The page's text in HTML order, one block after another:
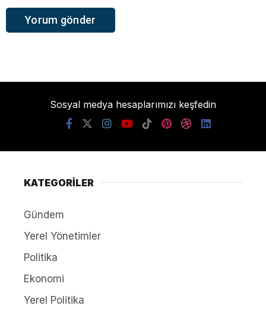
Sosyal medya hesaplarımızı keşfedin
KATEGORİLER
Gündem
Yerel Yönetimler
Politika
Ekonomi
Yerel Politika